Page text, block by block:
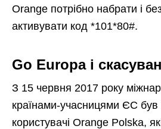
Orange потрібно набрати і
активувати код *101*80#.
Go Europa і
З 15 червня 2017 року
країнами-учасницями ЄС
користувачі Orange Polska,